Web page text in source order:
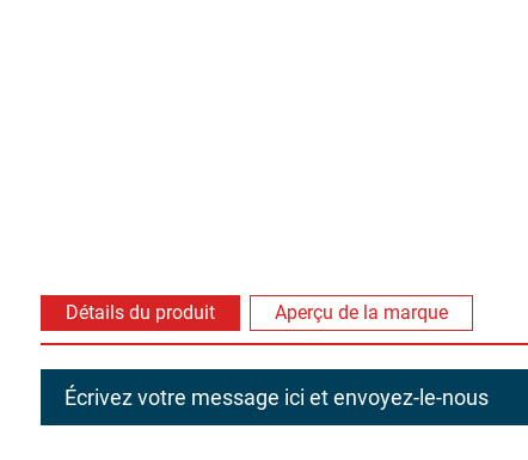
Détails du produit Aperçu de la marque
Écrivez votre message ici et envoyez-le-nous